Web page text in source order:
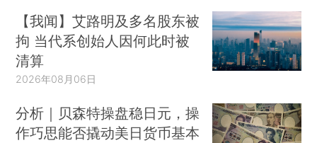
【我闻】艾路明及多名股东被
拘 当代系创始人因何此时被
清算
2026年08月06日
分析｜贝森特操盘稳日元，操
作巧思能否撬动美日货币基本